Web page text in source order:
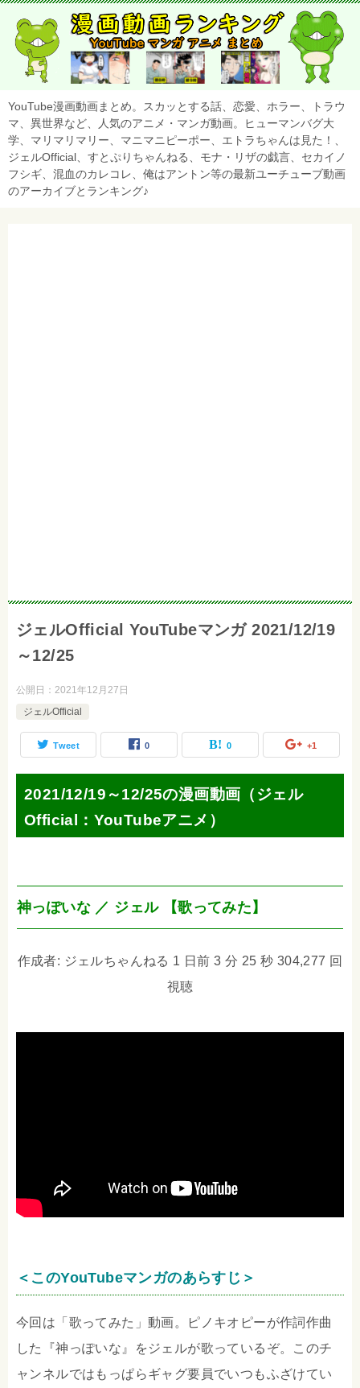
YouTube漫画動画まとめ。スカッとする話、恋愛、ホラー、トラウ
マ、異世界など、人気のアニメ・マンガ動画。ヒューマンバグ大
学、マリマリマリー、マニマニピーポー、エトラちゃんは見た！、
ジェルOfficial、すとぷりちゃんねる、モナ・リザの戯言、セカイノ
フシギ、混血のカレコレ、俺はアントン等の最新ユーチューブ動画
のアーカイブとランキング♪
ジェルOfficial YouTubeマンガ 2021/12/19
～12/25
公開日： 2021年12月27日
ジェルOfficial
Tweet 0 0 +1
2021/12/19～12/25の漫画動画（ジェル
Official：YouTubeアニメ）
神っぽいな ／ ジェル 【歌ってみた】
作成者: ジェルちゃんねる 1 日前 3 分 25 秒 304,277 回
視聴
＜このYouTubeマンガのあらすじ＞
今回は「歌ってみた」動画。ピノキオピーが作詞作曲
した『神っぽいな』をジェルが歌っているぞ。このチ
ャンネルではもっぱらギャグ要員でいつもふざけてい